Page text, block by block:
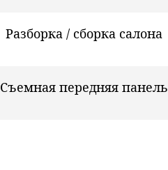
Разборка / сборка салона
Съемная передняя панель